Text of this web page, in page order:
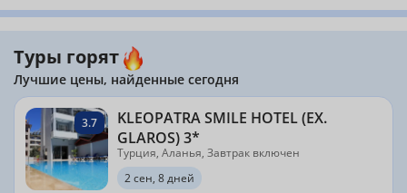
Туры горят
Лучшие цены, найденные сегодня
3.7
KLEOPATRA SMILE HOTEL (EX.
GLAROS) 3*
Турция, Аланья, Завтрак включен
2 сен, 8 дней